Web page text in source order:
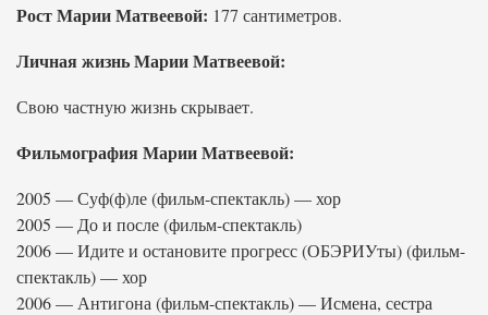
Рост Марии Матвеевой: 177 сантиметров.
Личная жизнь Марии Матвеевой:
Свою частную жизнь скрывает.
Фильмография Марии Матвеевой:
2005 — Суф(ф)ле (фильм-спектакль) — хор
2005 — До и после (фильм-спектакль)
2006 — Идите и остановите прогресс (ОБЭРИУты) (фильм-
спектакль) — хор
2006 — Антигона (фильм-спектакль) — Исмена, сестра